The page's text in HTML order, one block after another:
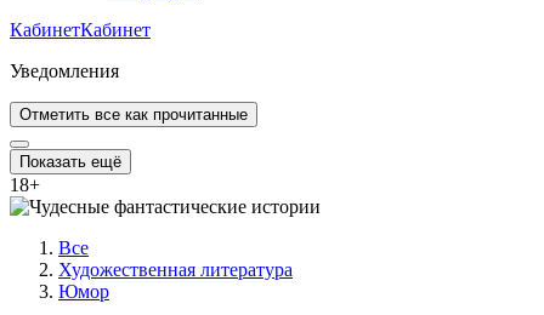
КабинетКабинет
Уведомления
Отметить все как прочитанные
Показать ещё
18+
Все
Художественная литература
Юмор